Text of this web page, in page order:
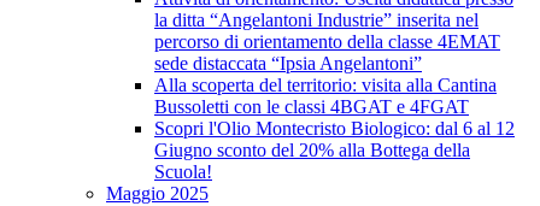
la ditta “Angelantoni Industrie” inserita nel
percorso di orientamento della classe 4EMAT
sede distaccata “Ipsia Angelantoni”
Alla scoperta del territorio: visita alla Cantina
Bussoletti con le classi 4BGAT e 4FGAT
Scopri l'Olio Montecristo Biologico: dal 6 al 12
Giugno sconto del 20% alla Bottega della
Scuola!
Maggio 2025